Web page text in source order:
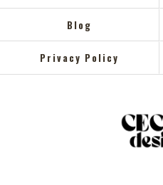
Blog
Privacy Policy